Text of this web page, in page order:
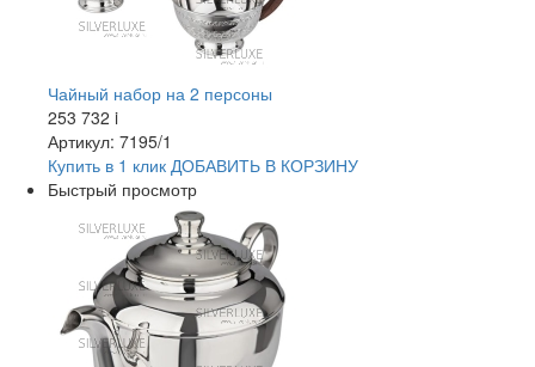
Чайный набор на 2 персоны
253 732 i
Артикул: 7195/1
Купить в 1 клик ДОБАВИТЬ В КОРЗИНУ
Быстрый просмотр